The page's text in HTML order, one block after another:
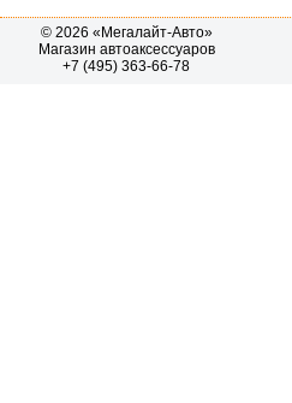
© 2026 «Мегалайт-Авто»
Магазин автоаксессуаров
+7 (495) 363-66-78